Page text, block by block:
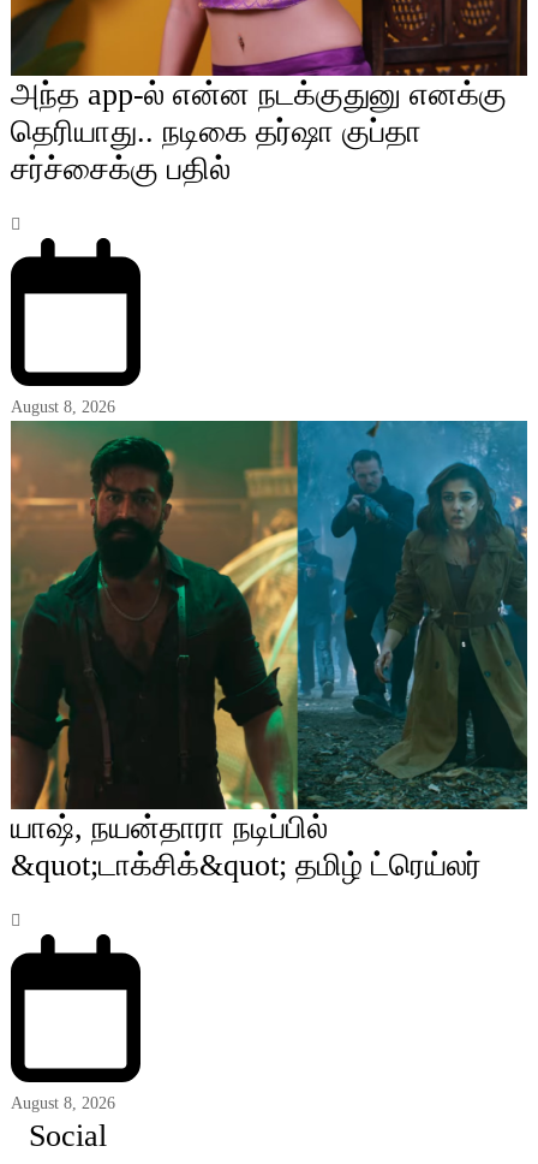
அந்த app-ல் என்ன நடக்குதுனு எனக்கு
தெரியாது.. நடிகை தர்ஷா குப்தா
சர்ச்சைக்கு பதில்
August 8, 2026
யாஷ், நயன்தாரா நடிப்பில்
&quot;டாக்சிக்&quot; தமிழ் ட்ரெய்லர்
August 8, 2026
Social